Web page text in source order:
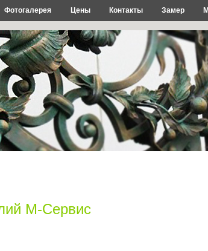
Фотогалерея Цены Контакты Замер
М-Сервис